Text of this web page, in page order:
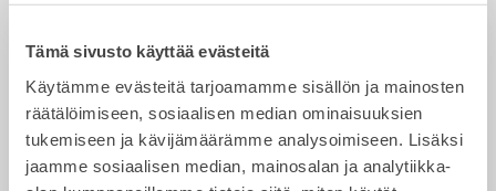
Tämä sivusto käyttää evästeitä
Käytämme evästeitä tarjoamamme sisällön ja mainosten
räätälöimiseen, sosiaalisen median ominaisuuksien
tukemiseen ja kävijämäärämme analysoimiseen. Lisäksi
jaamme sosiaalisen median, mainosalan ja analytiikka-